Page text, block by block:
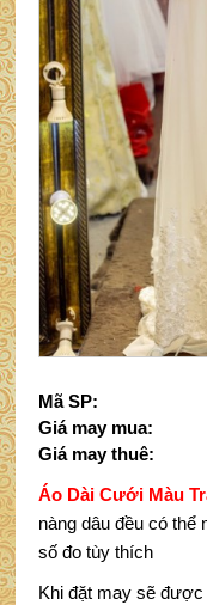
Mã SP:
Giá may mua:
Giá may thuê:
Áo Dài Cưới Màu
nàng dâu đều có thể
số đo tùy thích
Khi đặt may sẽ